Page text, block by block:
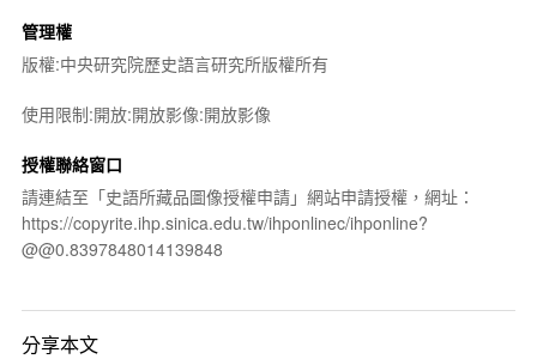
管理權
版權:中央研究院歷史語言研究所版權所有
使用限制:開放:開放影像:開放影像
授權聯絡窗口
請連結至「史語所藏品圖像授權申請」網站申請授權，網址：
https://copyrite.ihp.sinica.edu.tw/ihponlinec/ihponline?
@@0.8397848014139848
分享本文